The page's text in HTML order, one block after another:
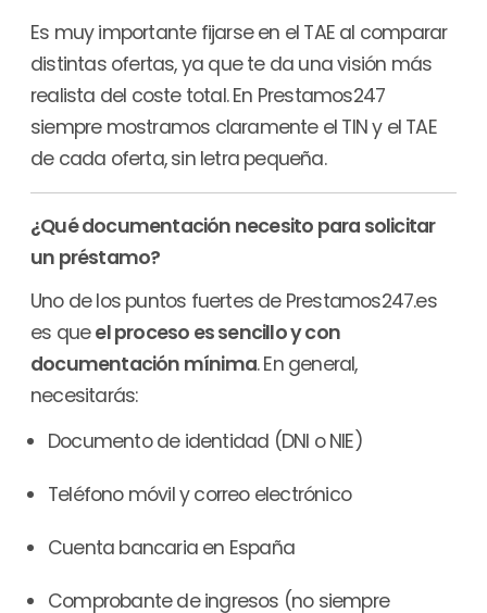
Es muy importante fijarse en el TAE al comparar
distintas ofertas, ya que te da una visión más
realista del coste total. En Prestamos247
siempre mostramos claramente el TIN y el TAE
de cada oferta, sin letra pequeña.
¿Qué documentación necesito para solicitar
un préstamo?
Uno de los puntos fuertes de Prestamos247.es
es queel proceso es sencillo y con
documentación mínima. En general,
necesitarás:
Documento de identidad (DNI o NIE)
Teléfono móvil y correo electrónico
Cuenta bancaria en España
Comprobante de ingresos (no siempre